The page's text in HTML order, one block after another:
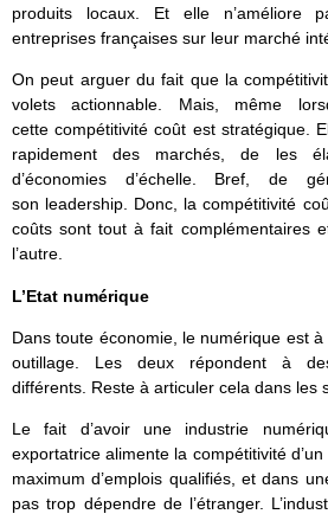
produits locaux. Et elle n’améliore
entreprises françaises sur leur marché
On peut arguer du fait que la
volets actionnable. Mais, même
cette compétitivité coût est stratégique.
rapidement des marchés, de les
d’économies d’échelle. Bref, de
son leadership. Donc, la compétitivité
coûts sont tout à fait complémentaires
l’autre.
L’Etat numérique
Dans toute économie, le numérique est
outillage. Les deux répondent à
différents. Reste à articuler cela dans les
Le fait d’avoir une industrie
exportatrice alimente la compétitivité
maximum d’emplois qualifiés, et dans
pas trop dépendre de l’étranger.